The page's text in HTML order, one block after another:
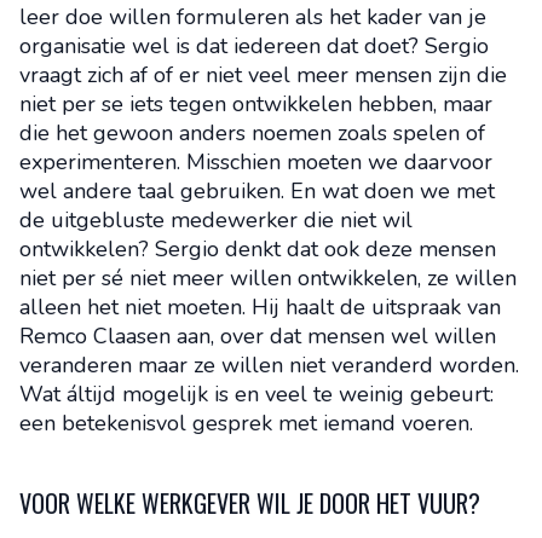
leer doe willen formuleren als het kader van je
organisatie wel is dat iedereen dat doet? Sergio
vraagt zich af of er niet veel meer mensen zijn die
niet per se iets tegen ontwikkelen hebben, maar
die het gewoon anders noemen zoals spelen of
experimenteren. Misschien moeten we daarvoor
wel andere taal gebruiken. En wat doen we met
de uitgebluste medewerker die niet wil
ontwikkelen? Sergio denkt dat ook deze mensen
niet per sé niet meer willen ontwikkelen, ze willen
alleen het niet moeten. Hij haalt de uitspraak van
Remco Claasen aan, over dat mensen wel willen
veranderen maar ze willen niet veranderd worden.
Wat áltijd mogelijk is en veel te weinig gebeurt:
een betekenisvol gesprek met iemand voeren.
VOOR WELKE WERKGEVER WIL JE DOOR HET VUUR?